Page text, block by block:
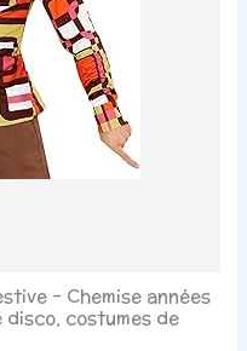
- Chemise années
disco, costumes de